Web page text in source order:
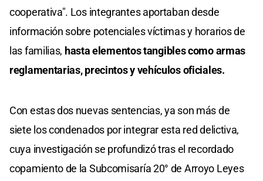
cooperativa". Los integrantes aportaban desde
información sobre potenciales víctimas y horarios de
las familias, hasta elementos tangibles como armas
reglamentarias, precintos y vehículos oficiales.
Con estas dos nuevas sentencias, ya son más de
siete los condenados por integrar esta red delictiva,
cuya investigación se profundizó tras el recordado
copamiento de la Subcomisaría 20° de Arroyo Leyes